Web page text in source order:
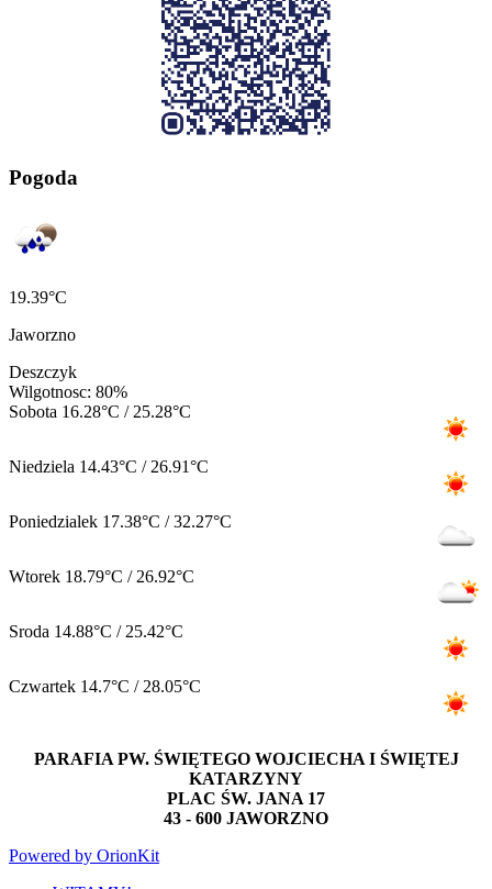
Pogoda
19.39°C
Jaworzno
Deszczyk
Wilgotnosc: 80%
Sobota 16.28°C / 25.28°C
Niedziela 14.43°C / 26.91°C
Poniedzialek 17.38°C / 32.27°C
Wtorek 18.79°C / 26.92°C
Sroda 14.88°C / 25.42°C
Czwartek 14.7°C / 28.05°C
PARAFIA PW. ŚWIĘTEGO WOJCIECHA I ŚWIĘTEJ
KATARZYNY
PLAC ŚW. JANA 17
43 - 600 JAWORZNO
Powered by OrionKit